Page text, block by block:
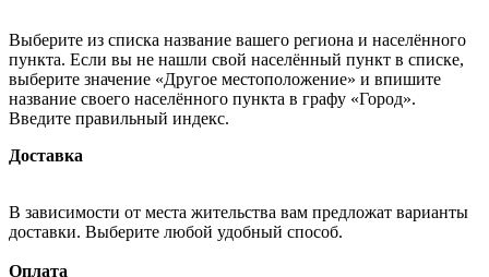
Выберите из списка название вашего региона и населённого
пункта. Если вы не нашли свой населённый пункт в списке,
выберите значение «Другое местоположение» и впишите
название своего населённого пункта в графу «Город».
Введите правильный индекс.
Доставка
В зависимости от места жительства вам предложат варианты
доставки. Выберите любой удобный способ.
Оплата